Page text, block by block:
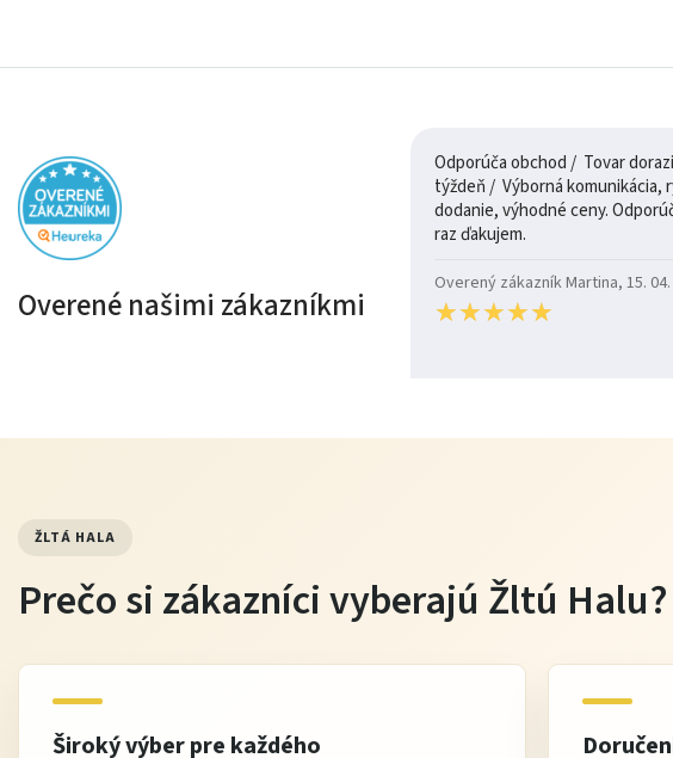
Overené našimi zákazníkmi
Odporúča obchod / Tovar
týždeň / Výborná komunikácia, rýchle
dodanie, výhodné ceny.
raz ďakujem.
Overený zákazník Martina, 15.
★★★★★
★★★★★
ŽLTÁ HALA
Prečo si zákazníci vyberajú Žltú Halu?
Široký výber pre každého